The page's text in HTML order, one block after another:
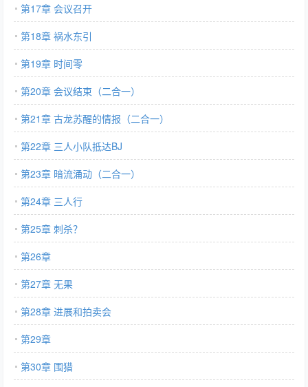
第17章 会议召开
第18章 祸水东引
第19章 时间零
第20章 会议结束（二合一）
第21章 古龙苏醒的情报（二合一）
第22章 三人小队抵达BJ
第23章 暗流涌动（二合一）
第24章 三人行
第25章 刺杀？
第26章
第27章 无果
第28章 进展和拍卖会
第29章
第30章 围猎